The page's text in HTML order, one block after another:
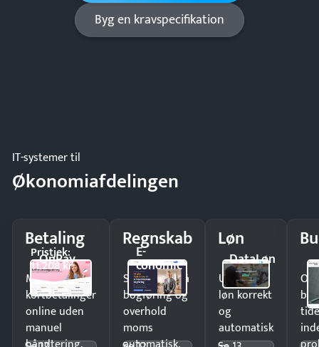
Byg en kravspecifikation
IT-systemer til
Økonomiafdelingen
Betaling
OnPay
Pristjek:
11.208 kr
Modtag
kortbetalinger
online uden
manuel
Regnskab
E-
conomic
Spar timer på
bogføring og
overhold
moms
Løn
DataLøn
Udbetal
løn korrekt
og
automatisk